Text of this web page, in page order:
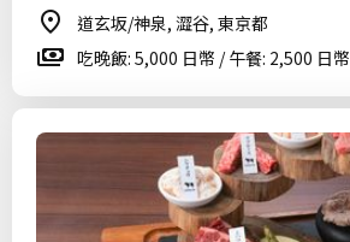
道玄坂/神泉, 澀谷, 東京都
吃晚飯: 5,000 日幣 / 午餐: 2,500 日幣